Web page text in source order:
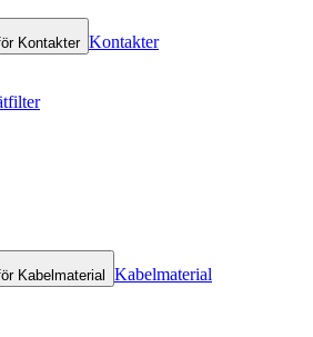
Kontakter Kontakter
Kabelmaterial Kabelmaterial